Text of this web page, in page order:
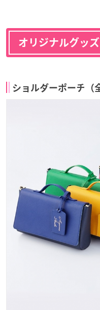
オリジナルグッズ